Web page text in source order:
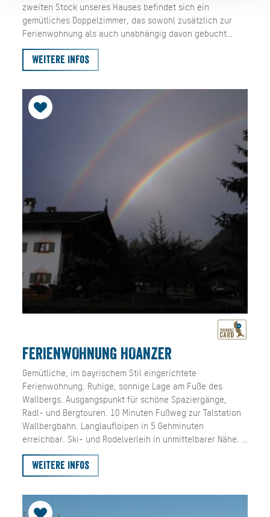
zweiten Stock unseres Hauses befindet sich ein
gemütliches Doppelzimmer, das sowohl zusätzlich zur
Ferienwohnung als auch unabhängig davon gebucht…
Weitere Infos
FERIENWOHNUNG HOANZER
Gemütliche, im bayrischem Stil eingerichtete
Ferienwohnung. Ruhige, sonnige Lage am Fuße des
Wallbergs. Ausgangspunkt für schöne Spaziergänge,
Radl- und Bergtouren. 10 Minuten Fußweg zur Talstation
Wallbergbahn. Langlaufloipen in 5 Gehminuten
erreichbar. Ski- und Rodelverleih in unmittelbarer Nähe. …
Weitere Infos